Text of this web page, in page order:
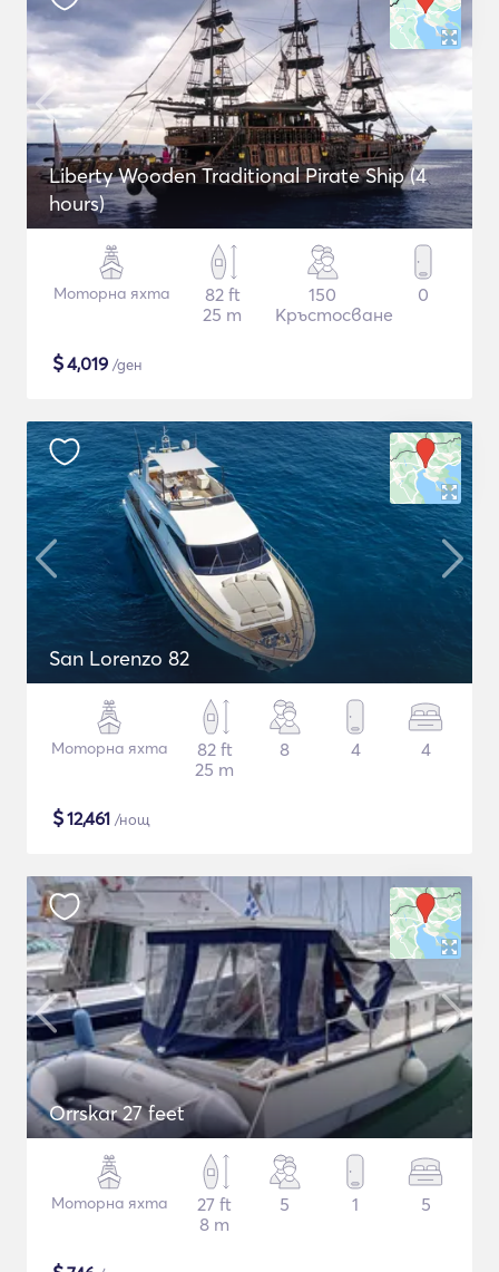
Liberty Wooden Traditional Pirate Ship (4
hours)
Моторна яхта
82 ft
25 m
150
Кръстосване
0
$4,019 /ден
San Lorenzo 82
Моторна яхта
82 ft
25 m
8 4 4
$12,461 /нощ
Orrskar 27 feet
Моторна яхта
27 ft
8 m
5 1 5